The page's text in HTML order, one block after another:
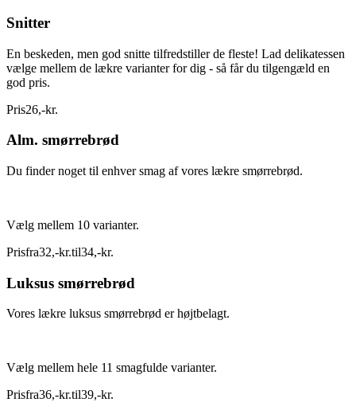
Snitter
En beskeden, men god snitte tilfredstiller de fleste! Lad delikatessen
vælge mellem de lækre varianter for dig - så får du tilgengæld en
god pris.
Pris26,-kr.
Alm. smørrebrød
Du finder noget til enhver smag af vores lækre smørrebrød.
Vælg mellem 10 varianter.
Prisfra32,-kr.til34,-kr.
Luksus smørrebrød
Vores lækre luksus smørrebrød er højtbelagt.
Vælg mellem hele 11 smagfulde varianter.
Prisfra36,-kr.til39,-kr.